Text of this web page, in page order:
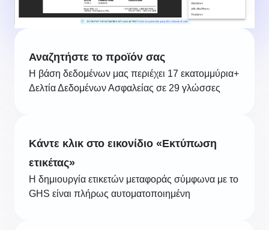
Αναζητήστε το προϊόν σας
Η βάση δεδομένων μας περιέχει 17 εκατομμύρια+
Δελτία Δεδομένων Ασφαλείας σε 29 γλώσσες
Κάντε κλικ στο εικονίδιο «Εκτύπωση
ετικέτας»
Η δημιουργία ετικετών μεταφοράς σύμφωνα με το
GHS είναι πλήρως αυτοματοποιημένη